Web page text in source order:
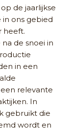
de jaarlijkse
in ons gebied
heeft.
de snoei in
in een
relevante
In
gebruikt die
wordt en